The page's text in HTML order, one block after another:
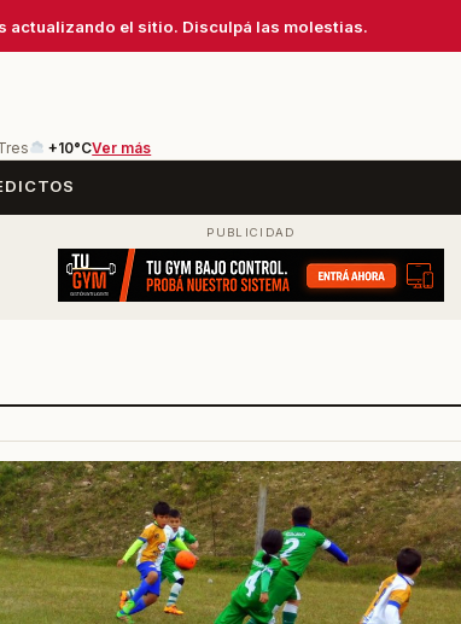
actualizando el sitio. Disculpá las molestias.
+10°CVer más